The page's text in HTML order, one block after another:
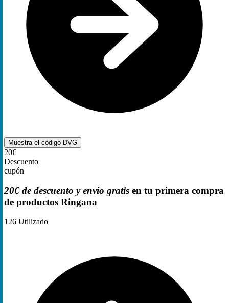
Muestra el código DVG
20€
Descuento
cupón
20€ de descuento y envío gratis en tu primera compra
de productos Ringana
126 Utilizado